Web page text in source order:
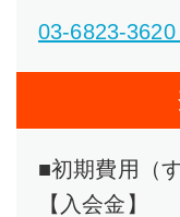
03-6823-
■初期費用（
【入会金